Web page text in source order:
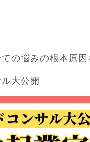
の悩みの根本原因
大公開